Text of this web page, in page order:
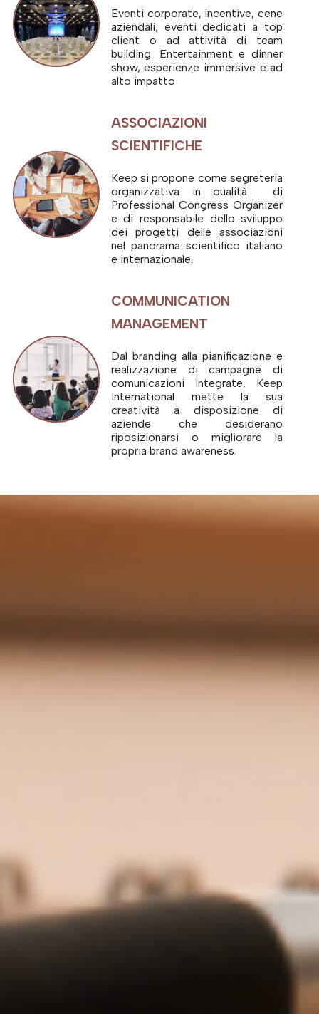
Eventi corporate, incentive, cene
aziendali, eventi dedicati a top
client o ad attività di team
building. Entertainment e dinner
show, esperienze immersive e ad
alto impatto
ASSOCIAZIONI
SCIENTIFICHE
Keep si propone come segreteria
organizzativa in qualità di
Professional Congress Organizer
e di responsabile dello sviluppo
dei progetti delle associazioni
nel panorama scientifico italiano
e internazionale.
COMMUNICATION
MANAGEMENT
Dal branding alla pianificazione e
realizzazione di campagne di
comunicazioni integrate, Keep
International mette la sua
creatività a disposizione di
aziende che desiderano
riposizionarsi o migliorare la
propria brand awareness.